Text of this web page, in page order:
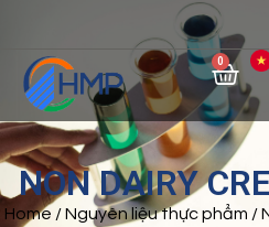
0
NON DAIRY
Home /Nguyên liệu thực phẩm /